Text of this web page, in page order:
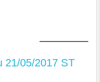
21/05/2017 ST